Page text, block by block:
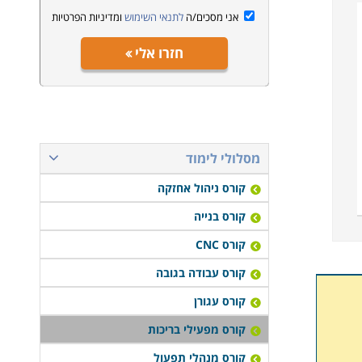
אני מסכים/הלתנאי השימוש ומדיניות הפרטיות
חזרו אלי
מסלולי לימוד
קורס ניהול אחזקה
קורס בנייה
קורס CNC
קורס עבודה בגובה
קורס עגורן
קורס מפעילי בריכות
קורס מנהלי תפעול